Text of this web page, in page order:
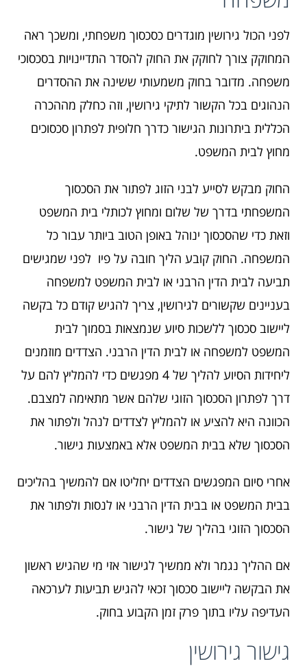
לפני הכול גירושין מוגדרים כסכסוך משפחתי, ומשכך ראה
המחוקק צורך לחוקק את החוק להסדר התדיינויות בסכסוכי
משפחה. מדובר בחוק משמעותי ששינה את ההסדרים
הנהוגים בכל הקשור לתיקי גירושין, וזה כחלק מההכרה
הכללית ביתרונות הגישור כדרך חלופית לפתרון סכסוכים
מחוץ לבית המשפט.
החוק מבקש לסייע לבני הזוג לפתור את הסכסוך
המשפחתי בדרך של שלום ומחוץ לכותלי בית המשפט
וזאת כדי שהסכסוך ינוהל באופן הטוב ביותר עבור כל
המשפחה. החוק קובע הליך חובה על פיו לפני שמגישים
תביעה לבית הדין הרבני או לבית המשפט למשפחה
בעניינים שקשורים לגירושין, צריך להגיש קודם כל בקשה
ליישוב סכסוך ללשכות סיוע שנמצאות בסמוך לבית
המשפט למשפחה או לבית הדין הרבני. הצדדים מוזמנים
ליחידות הסיוע להליך של 4 מפגשים כדי להמליץ להם על
דרך לפתרון הסכסוך הזוגי שלהם אשר מתאימה למצבם.
הכוונה היא להציע או להמליץ לצדדים לנהל ולפתור את
הסכסוך שלא בבית המשפט אלא באמצעות גישור.
אחרי סיום המפגשים הצדדים יחליטו אם להמשיך בהליכים
בבית המשפט או בבית הדין הרבני או לנסות ולפתור את
הסכסוך הזוגי בהליך של גישור.
אם ההליך נגמר ולא ממשיך לגישור אזי מי שהגיש ראשון
את הבקשה ליישוב סכסוך זכאי להגיש תביעות לערכאה
העדיפה עליו בתוך פרק זמן הקבוע בחוק.
גישור גירושין